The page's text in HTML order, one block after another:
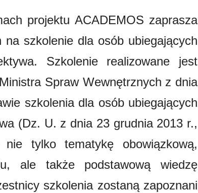
projektu ACADEMOS zaprasza
szkolenie dla osób ubiegających
Szkolenie realizowane jest
Spraw Wewnętrznych z dnia
szkolenia dla osób ubiegających
(Dz. U. z dnia 23 grudnia 2013 r.,
tylko tematykę obowiązkową,
ale także podstawową wiedzę
szkolenia zostaną zapoznani